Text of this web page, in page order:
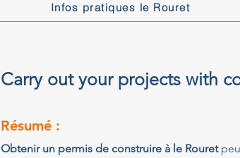
Infos pratiques le Rouret
Carry out your projects with
Résumé :
Obtenir un permis de construire à le Rouret